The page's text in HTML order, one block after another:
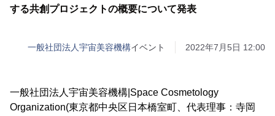
する共創プロジェクトの概要について発表
一般社団法人宇宙美容機構イベント 2022年7月5日 12:00
一般社団法人宇宙美容機構|Space Cosmetology
Organization(東京都中央区日本橋室町、代表理事：寺岡